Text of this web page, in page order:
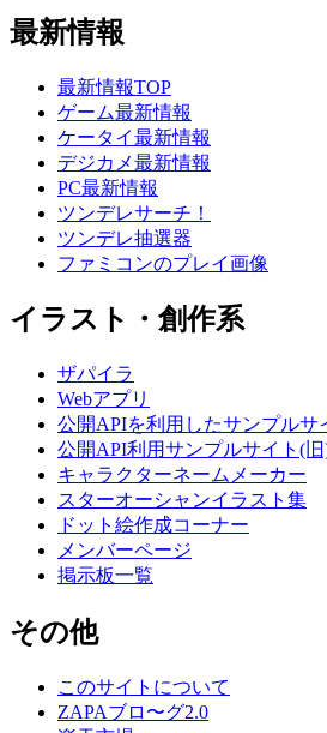
最新情報
最新情報TOP
ゲーム最新情報
ケータイ最新情報
デジカメ最新情報
PC最新情報
ツンデレサーチ！
ツンデレ抽選器
ファミコンのプレイ画像
イラスト・創作系
ザパイラ
Webアプリ
公開APIを利用したサンプルサ
公開API利用サンプルサイト(
キャラクターネームメーカー
スターオーシャンイラスト集
ドット絵作成コーナー
メンバーページ
掲示板一覧
その他
このサイトについて
ZAPAブロ〜グ2.0